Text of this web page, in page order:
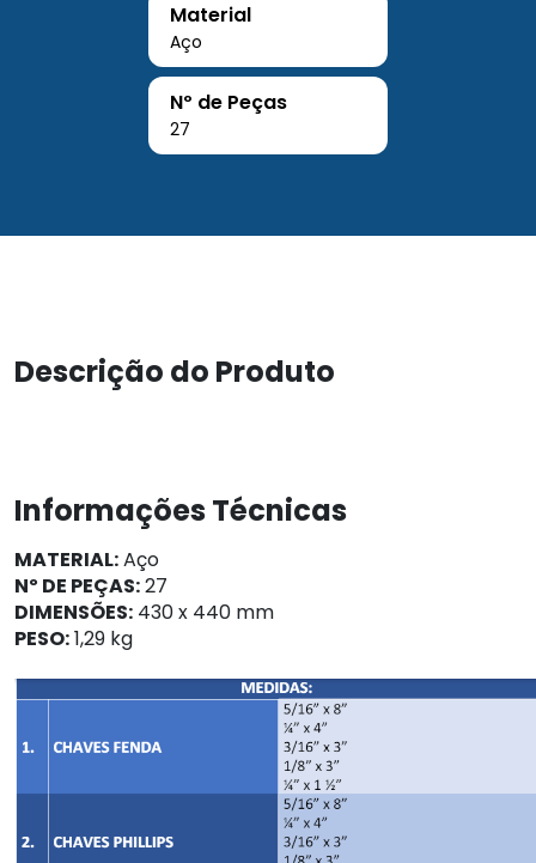
Material
Aço
Nº de Peças
27
Descrição do Produto
Informações Técnicas
MATERIAL:Aço
Nº DE PEÇAS:27
DIMENSÕES: 430 x 440 mm
PESO:1,29 kg